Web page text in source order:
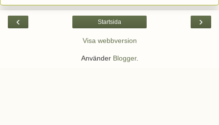
‹ ›
Startsida
Visa webbversion
Använder Blogger.